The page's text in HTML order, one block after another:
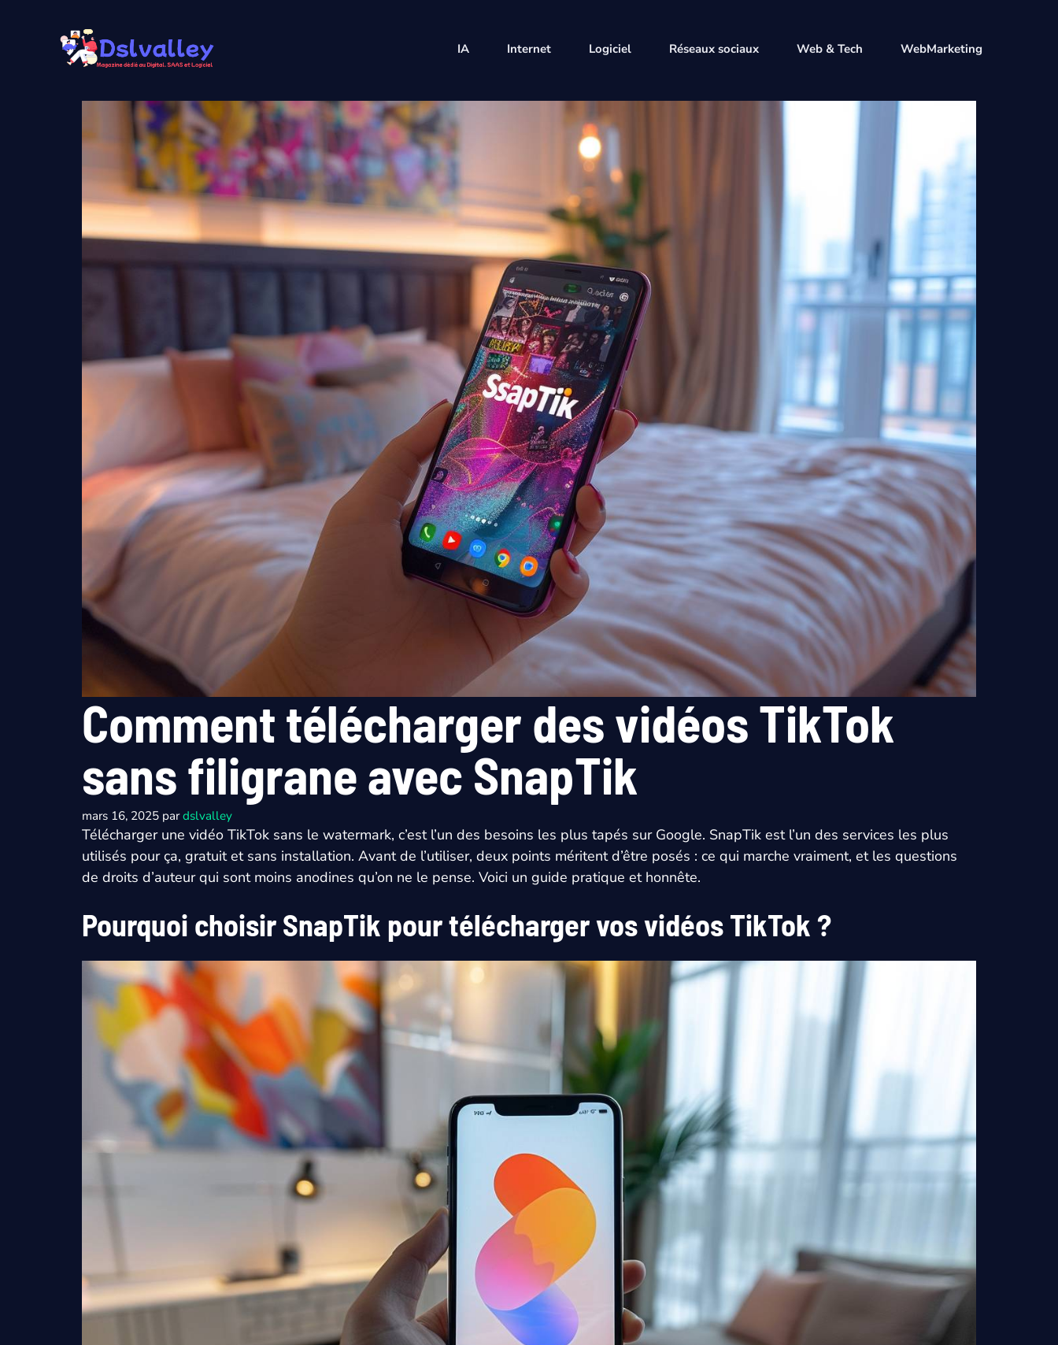
IA Internet Logiciel Réseaux sociaux Web & Tech WebMarketing
Comment télécharger des vidéos TikTok
sans filigrane avec SnapTik
mars 16, 2025 pardslvalley
Télécharger une vidéo TikTok sans le watermark, c’est l’un des besoins les plus tapés sur Google. SnapTik est l’un des services les plus
utilisés pour ça, gratuit et sans installation. Avant de l’utiliser, deux points méritent d’être posés : ce qui marche vraiment, et les questions
de droits d’auteur qui sont moins anodines qu’on ne le pense. Voici un guide pratique et honnête.
Pourquoi choisir SnapTik pour télécharger vos vidéos TikTok ?